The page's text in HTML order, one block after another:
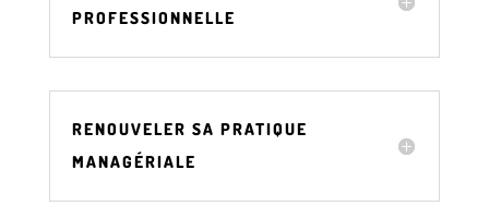
PROFESSIONNELLE
RENOUVELER SA PRATIQUE
MANAGÉRIALE